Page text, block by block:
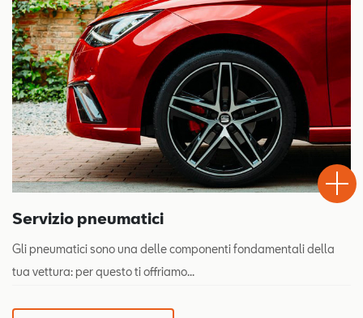
Servizio pneumatici
Gli pneumatici sono una delle componenti fondamentali della
tua vettura: per questo ti offriamo...
Test
Drive
Chiama